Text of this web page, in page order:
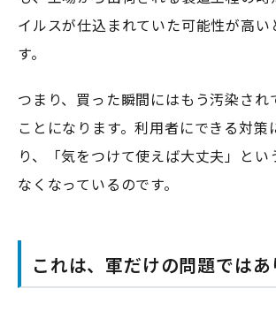
イルスが仕込まれていた可能性が高い
す。
つまり、買った瞬間にはもう汚染され
ことになります。利用者にできる対策
り、「気をつけて使えば大丈夫」とい
なくなっているのです。
これは、軍だけの問題ではあ